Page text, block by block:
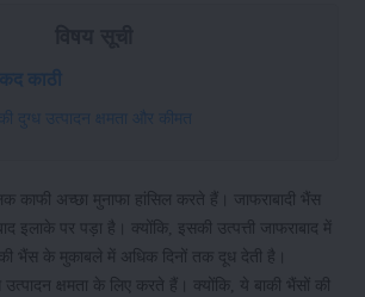
काठी
दुग्ध उत्पादन क्षमता और कीमत
काफी अच्छा मुनाफा हांसिल करते हैं। जाफराबादी भैंस
इलाके पर पड़ा है। क्योंकि, इसकी उत्पत्ती जाफराबाद में
भैंस के मुकाबले में अधिक दिनों तक दूध देती है।
क्षमता के लिए करते हैं। क्योंकि, ये बाकी भैंसों की